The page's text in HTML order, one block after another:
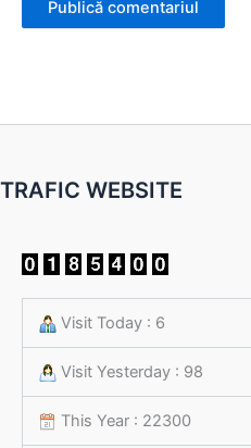
TRAFIC WEBSITE
Visit Today : 6
Visit Yesterday : 98
This Year : 22300